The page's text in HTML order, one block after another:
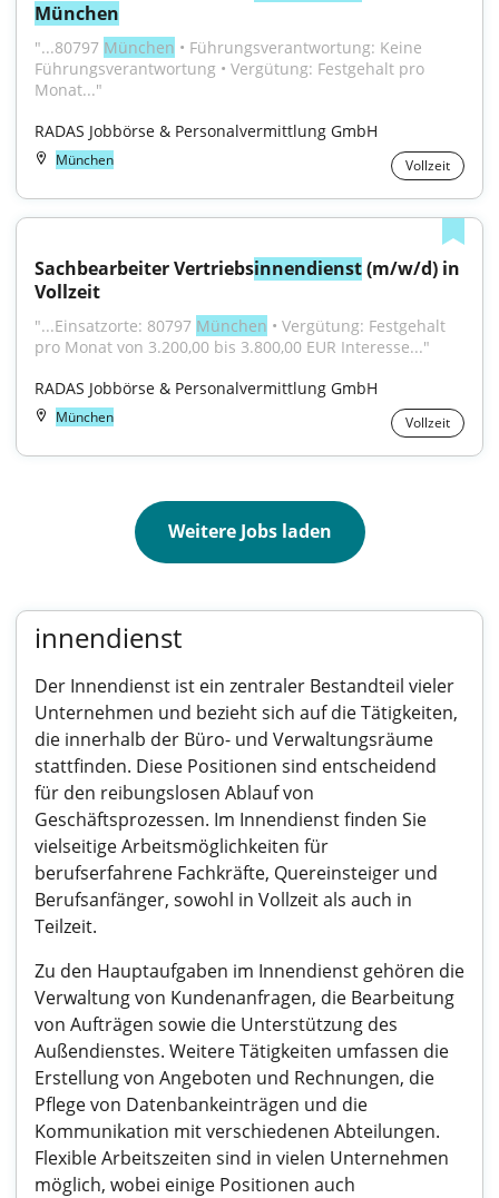
München
"...80797 München • Führungsverantwortung: Keine
Führungsverantwortung • Vergütung: Festgehalt pro
Monat..."
RADAS Jobbörse & Personalvermittlung GmbH
München Vollzeit
Sachbearbeiter Vertriebsinnendienst (m/w/d) in
Vollzeit
"...Einsatzorte: 80797 München • Vergütung: Festgehalt
pro Monat von 3.200,00 bis 3.800,00 EUR Interesse..."
RADAS Jobbörse & Personalvermittlung GmbH
München Vollzeit
Weitere Jobs laden
innendienst
Der Innendienst ist ein zentraler Bestandteil vieler
Unternehmen und bezieht sich auf die Tätigkeiten,
die innerhalb der Büro- und Verwaltungsräume
stattfinden. Diese Positionen sind entscheidend
für den reibungslosen Ablauf von
Geschäftsprozessen. Im Innendienst finden Sie
vielseitige Arbeitsmöglichkeiten für
berufserfahrene Fachkräfte, Quereinsteiger und
Berufsanfänger, sowohl in Vollzeit als auch in
Teilzeit.
Zu den Hauptaufgaben im Innendienst gehören die
Verwaltung von Kundenanfragen, die Bearbeitung
von Aufträgen sowie die Unterstützung des
Außendienstes. Weitere Tätigkeiten umfassen die
Erstellung von Angeboten und Rechnungen, die
Pflege von Datenbankeinträgen und die
Kommunikation mit verschiedenen Abteilungen.
Flexible Arbeitszeiten sind in vielen Unternehmen
möglich, wobei einige Positionen auch